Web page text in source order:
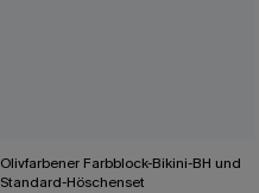
Olivfarbener Farbblock-Bikini-BH und
Standard-Höschenset